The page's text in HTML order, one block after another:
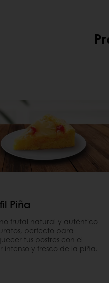
Piña
frutal natural y auténtico
perfecto para
tus postres con el
intenso y fresco de la piña.